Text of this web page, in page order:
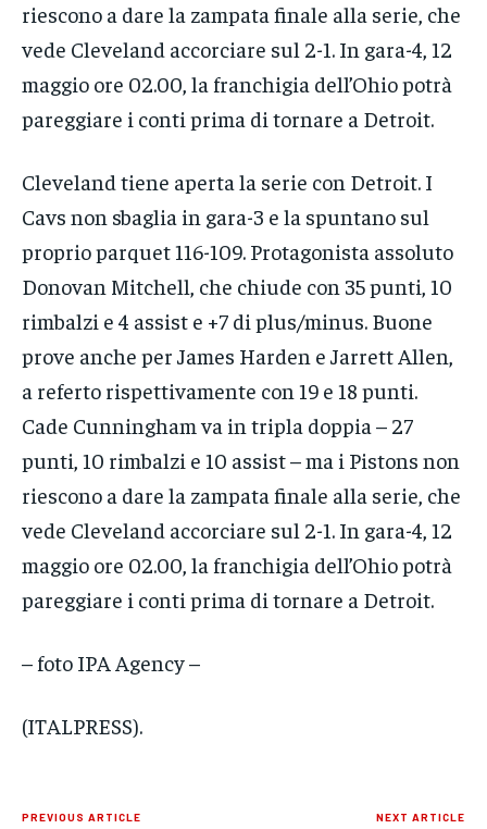
riescono a dare la zampata finale alla serie, che
vede Cleveland accorciare sul 2-1. In gara-4, 12
maggio ore 02.00, la franchigia dell’Ohio potrà
pareggiare i conti prima di tornare a Detroit.
Cleveland tiene aperta la serie con Detroit. I
Cavs non sbaglia in gara-3 e la spuntano sul
proprio parquet 116-109. Protagonista assoluto
Donovan Mitchell, che chiude con 35 punti, 10
rimbalzi e 4 assist e +7 di plus/minus. Buone
prove anche per James Harden e Jarrett Allen,
a referto rispettivamente con 19 e 18 punti.
Cade Cunningham va in tripla doppia – 27
punti, 10 rimbalzi e 10 assist – ma i Pistons non
riescono a dare la zampata finale alla serie, che
vede Cleveland accorciare sul 2-1. In gara-4, 12
maggio ore 02.00, la franchigia dell’Ohio potrà
pareggiare i conti prima di tornare a Detroit.
– foto IPA Agency –
(ITALPRESS).
PREVIOUS ARTICLE NEXT ARTICLE